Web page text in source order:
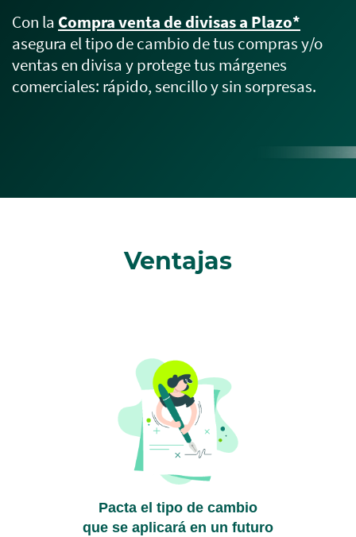
Con la Compra venta de divisas a Plazo*
asegura el tipo de cambio de tus compras y/o
ventas en divisa y protege tus márgenes
comerciales: rápido, sencillo y sin sorpresas.
Ventajas
Pacta el tipo de cambio
que se aplicará en un futuro